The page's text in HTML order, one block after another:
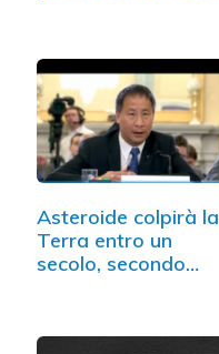
Asteroide colpirà la
Terra entro un
secolo, secondo…